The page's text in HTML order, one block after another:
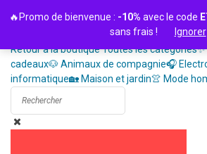
Retour à la boutiqueToutes les catégories
cadeaux🐶 Animaux de compagnie🎧
informatique🏡 Maison et jardin👚 Mode
🔥Promo de bienvenue : -10% avec le code
sans frais !
Ignorer